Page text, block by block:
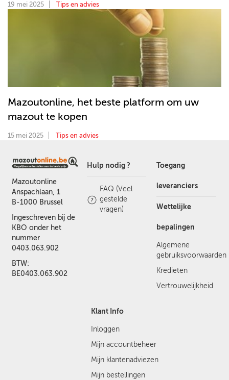
19 mei 2025 Tips en advies
Mazoutonline, het beste platform om uw
mazout te kopen
15 mei 2025 Tips en advies
Mazoutonline
Anspachlaan, 1
B-1000 Brussel
Ingeschreven bij de
KBO onder het
nummer
0403.063.902
BTW:
BE0403.063.902
Hulp nodig ?
FAQ (Veel
gestelde
vragen)
Toegang
leveranciers
Wettelijke
bepalingen
Algemene
gebruiksvoorwaarden
Kredieten
Vertrouwelijkheid
Klant Info
Inloggen
Mijn accountbeheer
Mijn klantenadviezen
Mijn bestellingen